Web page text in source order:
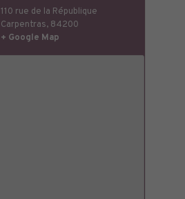
110 rue de la République
Carpentras, 84200
+ Google Map